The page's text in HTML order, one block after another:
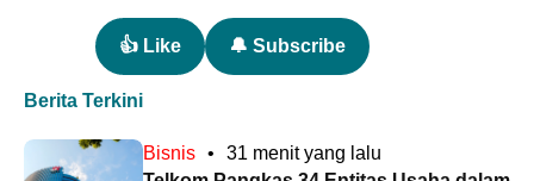
👍 Like 🔔 Subscribe
Berita Terkini
Bisnis •
31 menit yang lalu